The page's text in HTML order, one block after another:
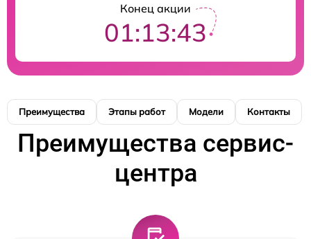
Конец акции
01:13:42
Преимущества Этапы работ Модели Контакты
Преимущества сервис-
центра